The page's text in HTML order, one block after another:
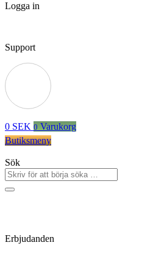
Logga in
Support
0 SEK 0 Varukorg
Butiksmeny
Sök
Erbjudanden